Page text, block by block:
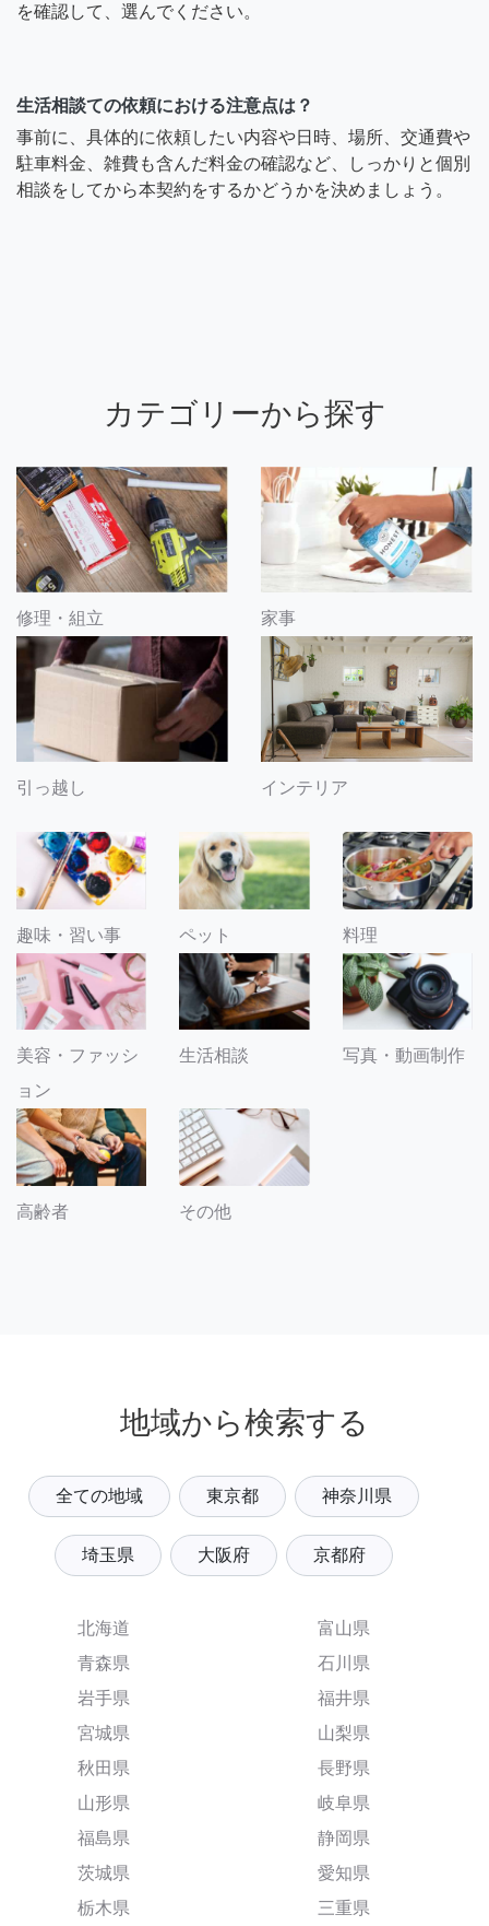
を確認して、選んでください。
生活相談ての依頼における注意点は？
事前に、具体的に依頼したい内容や日時、場所、交通費や
駐車料金、雑費も含んだ料金の確認など、しっかりと個別
相談をしてから本契約をするかどうかを決めましょう。
カテゴリーから探す
修理・組立 家事
引っ越し インテリア
趣味・習い事 ペット 料理
美容・ファッシ
ョン
生活相談 写真・動画制作
高齢者 その他
地域から検索する
全ての地域 東京都 神奈川県
埼玉県 大阪府 京都府
北海道
青森県
岩手県
宮城県
秋田県
山形県
福島県
茨城県
栃木県
富山県
石川県
福井県
山梨県
長野県
岐阜県
静岡県
愛知県
三重県